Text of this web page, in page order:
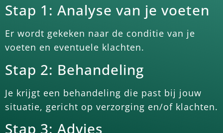
Stap 1: Analyse van je voeten
Er wordt gekeken naar de conditie van je
voeten en eventuele klachten.
Stap 2: Behandeling
Je krijgt een behandeling die past bij jouw
situatie, gericht op verzorging en/of klachten.
Stap 3: Advies